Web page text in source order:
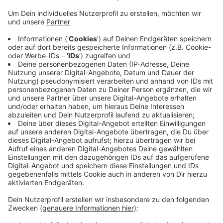
Teile von Velen ohne Strom
Anzeige
Aus Teilen von Velen wird uns gerade ein Stromausfall
gemeldet. Betroffen ist der östliche Teil von Velen
entlang der Coesfelder Straße bzw. Rekener Straße
und der anliegenden Seitenstraßen. Wir haben auch
schon Kontakt zum Betreiber Westnetz
aufgenommen.Auf der Homepage des Betreibers
wird der Stromausfall bestätigt. Wir bleiben dran.
Anzeige